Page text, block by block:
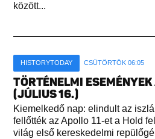
között...
HISTORYTODAY CSÜTÖRTÖK 06:05
TÖRTÉNELMI
(JÚLIUS 16.)
Kiemelkedő nap: elindult az
fellőtték az Apollo 11-et a Hold
világ első kereskedelmi